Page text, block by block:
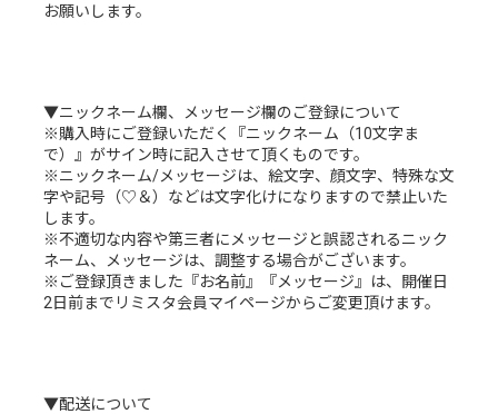
お願いします。
▼ニックネーム欄、メッセージ欄のご登録について
※購入時にご登録いただく『ニックネーム（10文字ま
で）』がサイン時に記入させて頂くものです。
※ニックネーム/メッセージは、絵文字、顔文字、特殊な文
字や記号（♡＆）などは文字化けになりますので禁止いた
します。
※不適切な内容や第三者にメッセージと誤認されるニック
ネーム、メッセージは、調整する場合がございます。
※ご登録頂きました『お名前』『メッセージ』は、開催日
2日前までリミスタ会員マイページからご変更頂けます。
▼配送について